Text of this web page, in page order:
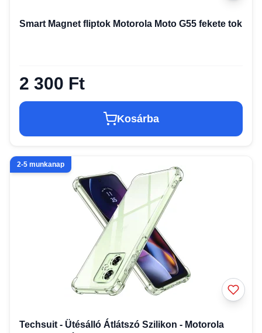
Smart Magnet fliptok Motorola Moto G55 fekete tok
2 300 Ft
Kosárba
2-5 munkanap
Techsuit - Ütésálló Átlátszó Szilikon - Motorola